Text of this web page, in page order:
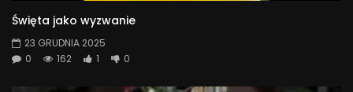
Święta jako wyzwanie
23 GRUDNIA 2025
0
162 1 0